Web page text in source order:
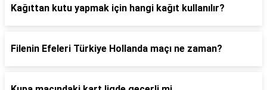
Kağıttan kutu yapmak için hangi kağıt kullanılır?
Filenin Efeleri Türkiye Hollanda maçı ne zaman?